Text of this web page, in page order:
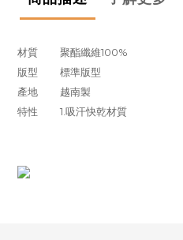
材質
聚酯纖維100%
版型
標準版型
產地
越南製
特性
1.吸汗快乾材質